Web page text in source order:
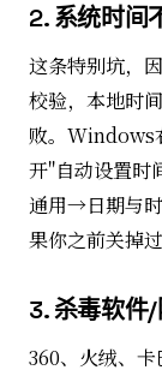
2. 系统时间
这条特别坑，
校验，本地时
败。Windows
开"自动设置
通用→日期与
果你之前关掉
3. 杀毒软件
360、火绒、